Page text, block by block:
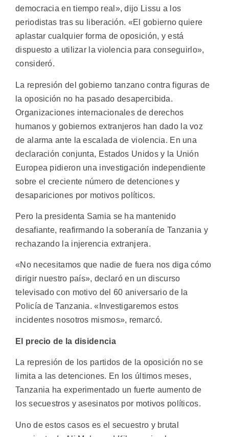
democracia en tiempo real», dijo Lissu a los
periodistas tras su liberación. «El gobierno quiere
aplastar cualquier forma de oposición, y está
dispuesto a utilizar la violencia para conseguirlo»,
consideró.
La represión del gobierno tanzano contra figuras de
la oposición no ha pasado desapercibida.
Organizaciones internacionales de derechos
humanos y gobiernos extranjeros han dado la voz
de alarma ante la escalada de violencia. En una
declaración conjunta, Estados Unidos y la Unión
Europea pidieron una investigación independiente
sobre el creciente número de detenciones y
desapariciones por motivos políticos.
Pero la presidenta Samia se ha mantenido
desafiante, reafirmando la soberanía de Tanzania y
rechazando la injerencia extranjera.
«No necesitamos que nadie de fuera nos diga cómo
dirigir nuestro país», declaró en un discurso
televisado con motivo del 60 aniversario de la
Policía de Tanzania. «Investigaremos estos
incidentes nosotros mismos», remarcó.
El precio de la disidencia
La represión de los partidos de la oposición no se
limita a las detenciones. En los últimos meses,
Tanzania ha experimentado un fuerte aumento de
los secuestros y asesinatos por motivos políticos.
Uno de estos casos es el secuestro y brutal